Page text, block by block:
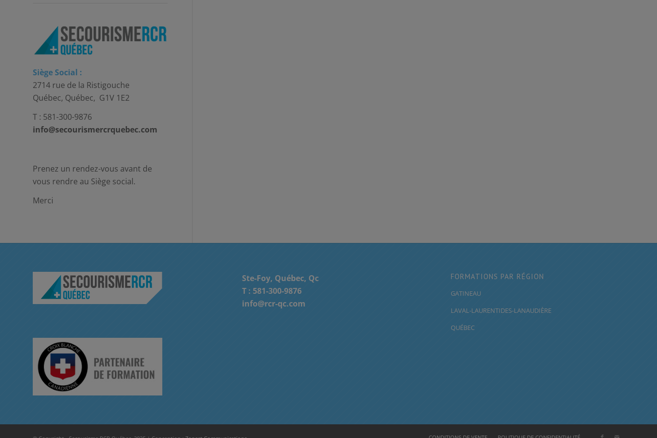
Siège Social :
2714 rue de la Ristigouche
Québec, Québec, G1V 1E2
T : 581-300-9876
info@secourismercrquebec.com
Prenez un rendez-vous avant de
vous rendre au Siège social.
Merci
Ste-Foy, Québec, Qc
T : 581-300-9876
info@rcr-qc.com
FORMATIONS PAR RÉGION
GATINEAU
LAVAL-LAURENTIDES-LANAUDIÈRE
QUÉBEC